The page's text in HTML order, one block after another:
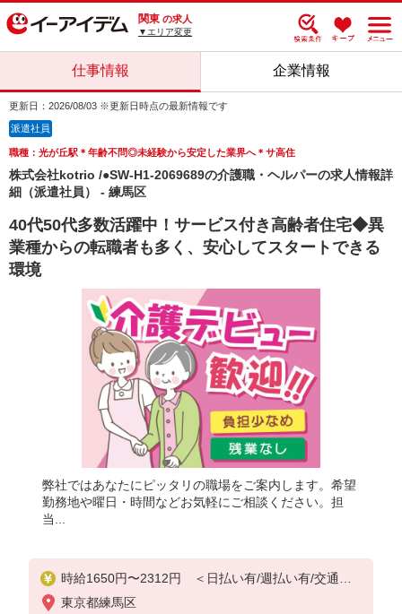
関東 の求人
▼エリア変更
仕事情報 企業情報
更新日：2026/08/03 ※更新日時点の最新情報です
派遣社員
職種：光が丘駅＊年齢不問◎未経験から安定した業界へ＊サ高住
株式会社kotrio /●SW-H1-2069689の介護職・ヘルパーの求人情報詳
細（派遣社員） - 練馬区
40代50代多数活躍中！サービス付き高齢者住宅◆異
業種からの転職者も多く、安心してスタートできる
環境
弊社ではあなたにピッタリの職場をご案内します。希望
勤務地や曜日・時間などお気軽にご相談ください。担
当...
時給1650円〜2312円 ＜日払い有/週払い有/交通費
全支給(ガソリン代含む)＞
東京都練馬区